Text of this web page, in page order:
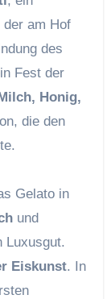
am Hof
des
Fest der
Honig,
die den
Gelato in
und
Luxusgut.
Eiskunst. In